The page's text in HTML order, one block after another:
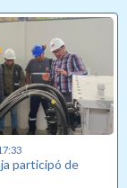
participó de